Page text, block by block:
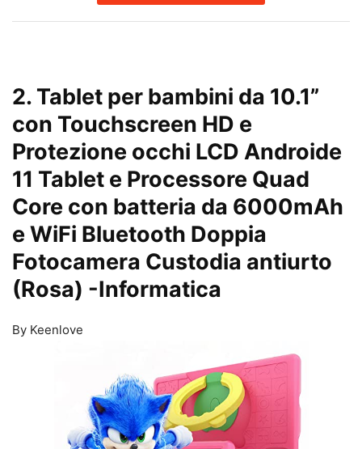
2. Tablet per bambini da 10.1”
con Touchscreen HD e
Protezione occhi LCD Androide
11 Tablet e Processore Quad
Core con batteria da 6000mAh
e WiFi Bluetooth Doppia
Fotocamera Custodia antiurto
(Rosa) -Informatica
By Keenlove